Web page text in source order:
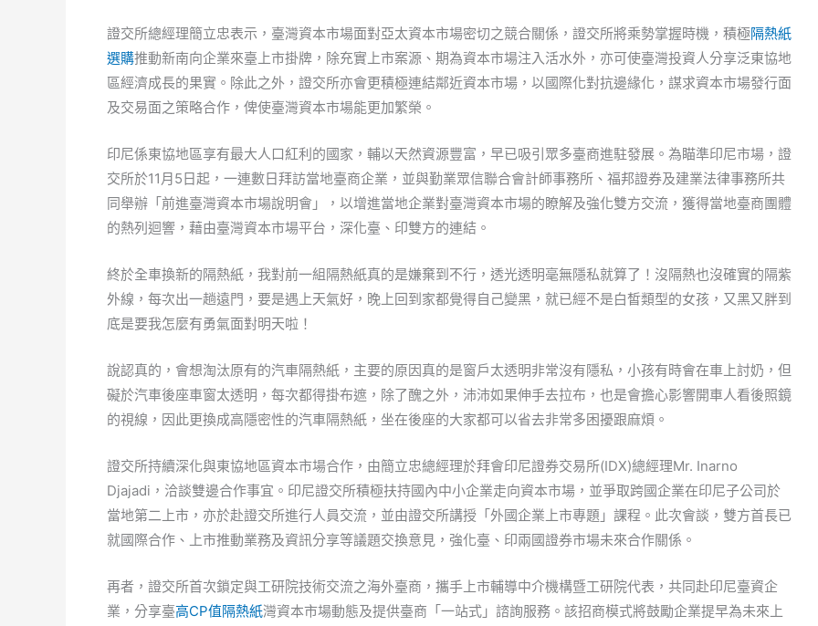
證交所總經理簡立忠表示，臺灣資本市場面對亞太資本市場密切之競合關係，證交所將乘勢掌握時機，積極隔熱紙
選購推動新南向企業來臺上市掛牌，除充實上市案源、期為資本市場注入活水外，亦可使臺灣投資人分享泛東協地
區經濟成長的果實。除此之外，證交所亦會更積極連結鄰近資本市場，以國際化對抗邊緣化，謀求資本市場發行面
及交易面之策略合作，俾使臺灣資本市場能更加繁榮。
印尼係東協地區享有最大人口紅利的國家，輔以天然資源豐富，早已吸引眾多臺商進駐發展。為瞄準印尼市場，證
交所於11月5日起，一連數日拜訪當地臺商企業，並與勤業眾信聯合會計師事務所、福邦證券及建業法律事務所共
同舉辦「前進臺灣資本市場說明會」，以增進當地企業對臺灣資本市場的瞭解及強化雙方交流，獲得當地臺商團體
的熱列迴響，藉由臺灣資本市場平台，深化臺、印雙方的連結。
終於全車換新的隔熱紙，我對前一組隔熱紙真的是嫌棄到不行，透光透明毫無隱私就算了！沒隔熱也沒確實的隔紫
外線，每次出一趟遠門，要是遇上天氣好，晚上回到家都覺得自己變黑，就已經不是白皙類型的女孩，又黑又胖到
底是要我怎麼有勇氣面對明天啦！
說認真的，會想淘汰原有的汽車隔熱紙，主要的原因真的是窗戶太透明非常沒有隱私，小孩有時會在車上討奶，但
礙於汽車後座車窗太透明，每次都得掛布遮，除了醜之外，沛沛如果伸手去拉布，也是會擔心影響開車人看後照鏡
的視線，因此更換成高隱密性的汽車隔熱紙，坐在後座的大家都可以省去非常多困擾跟麻煩。
證交所持續深化與東協地區資本市場合作，由簡立忠總經理於拜會印尼證券交易所(IDX)總經理Mr. Inarno
Djajadi，洽談雙邊合作事宜。印尼證交所積極扶持國內中小企業走向資本市場，並爭取跨國企業在印尼子公司於
當地第二上市，亦於赴證交所進行人員交流，並由證交所講授「外國企業上市專題」課程。此次會談，雙方首長已
就國際合作、上市推動業務及資訊分享等議題交換意見，強化臺、印兩國證券市場未來合作關係。
再者，證交所首次鎖定與工研院技術交流之海外臺商，攜手上市輔導中介機構暨工研院代表，共同赴印尼臺資企
業，分享臺高CP值隔熱紙灣資本市場動態及提供臺商「一站式」諮詢服務。該招商模式將鼓勵企業提早為未來上